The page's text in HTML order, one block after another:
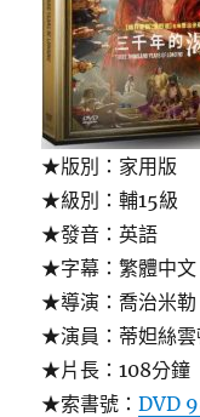
★版別：家用版
★級別：輔15級
★發音：英語
★字幕：繁體中文
★導演：喬治米勒
★演員：蒂妲絲雲
★片長：108分鐘
★索書號：DVD